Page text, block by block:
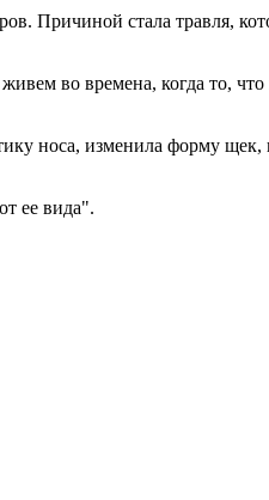
Причиной стала травля,
во времена, когда то,
носа, изменила форму
ее вида".